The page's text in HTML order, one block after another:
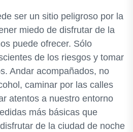
ser un sitio peligroso por la
miedo de disfrutar de la
puede ofrecer. Sólo
de los riesgos y tomar
Andar acompañados, no
caminar por las calles
atentos a nuestro entorno
más básicas que
de la ciudad de noche